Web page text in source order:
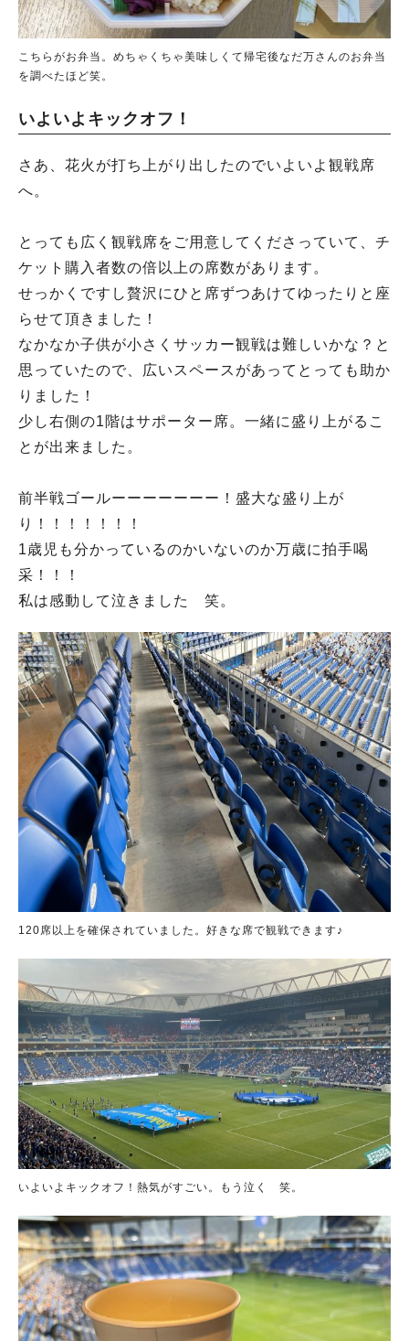
こちらがお弁当。めちゃくちゃ美味しくて帰宅後なだ万さんのお弁当
を調べたほど笑。
いよいよキックオフ！
さあ、花火が打ち上がり出したのでいよいよ観戦席
へ。
とっても広く観戦席をご用意してくださっていて、チ
ケット購入者数の倍以上の席数があります。
せっかくですし贅沢にひと席ずつあけてゆったりと座
らせて頂きました！
なかなか子供が小さくサッカー観戦は難しいかな？と
思っていたので、広いスペースがあってとっても助か
りました！
少し右側の1階はサポーター席。一緒に盛り上がるこ
とが出来ました。
前半戦ゴールーーーーーーー！盛大な盛り上が
り！！！！！！！
1歳児も分かっているのかいないのか万歳に拍手喝
采！！！
私は感動して泣きました 笑。
120席以上を確保されていました。好きな席で観戦できます♪
いよいよキックオフ！熱気がすごい。もう泣く 笑。